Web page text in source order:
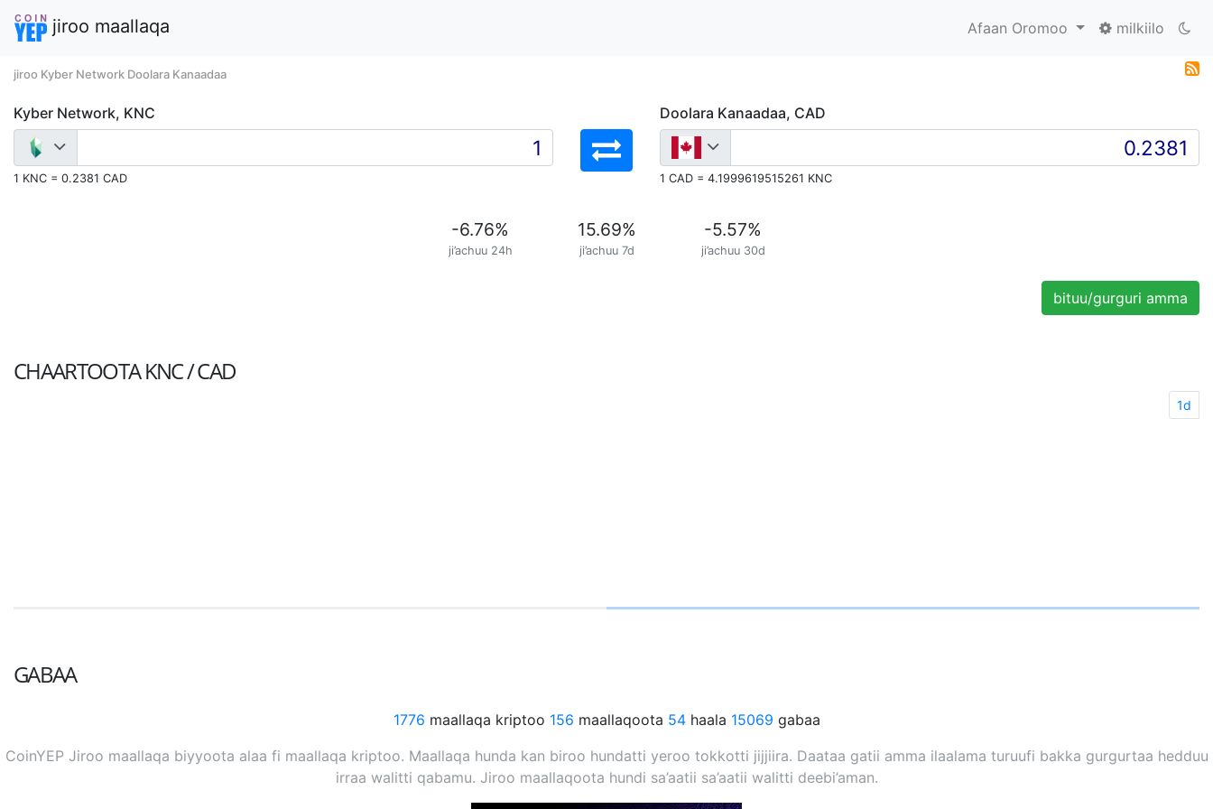
jiroo maallaqa Afaan Oromoo milkiilo
jiroo Kyber Network Doolara Kanaadaa
Kyber Network, KNC
1 KNC = 0.2381 CAD
Doolara Kanaadaa, CAD
1 CAD = 4.1999619515261 KNC
-6.76%
ji’achuu 24h
15.69%
ji’achuu 7d
-5.57%
ji’achuu 30d
bituu/gurguri amma
CHAARTOOTAKNC / CAD
1d
GABAA
1776 maallaqa kriptoo 156 maallaqoota 54haala 15069 gabaa
CoinYEP Jiroo maallaqa biyyoota alaa fi maallaqa kriptoo. Maallaqa hunda kan biroo hundatti yeroo tokkotti jijjiira. Daataa gatii amma ilaalama turuufi bakka gurgurtaa hedduu
irraa walitti qabamu. Jiroo maallaqoota hundi sa’aatii sa’aatii walitti deebi’aman.